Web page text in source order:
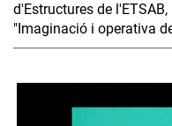
d'Estructures de
"Imaginació i operativa